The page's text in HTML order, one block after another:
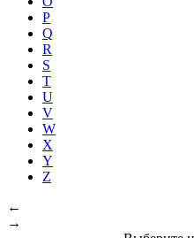
P
Q
R
S
T
U
V
W
X
Y
Z
←
→